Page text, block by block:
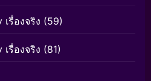
รื่องจริง (59)
รื่องจริง (81)